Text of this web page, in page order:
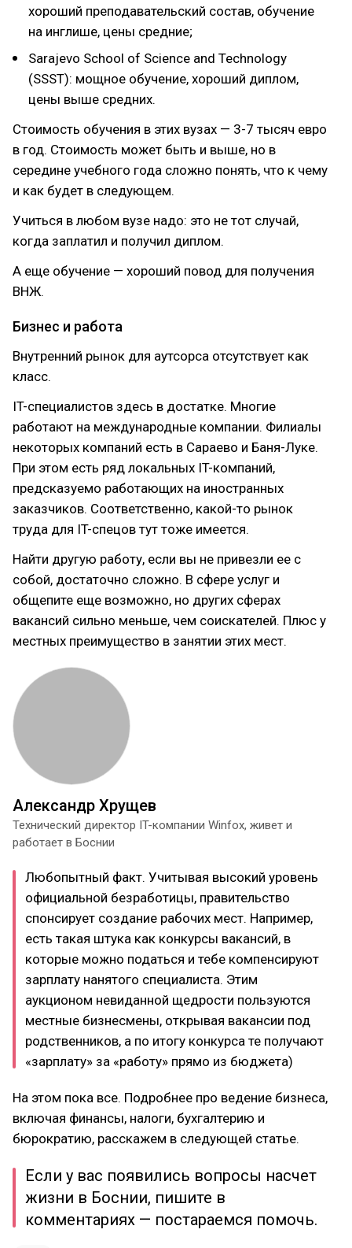
хороший преподавательский состав, обучение
на инглише, цены средние;
Sarajevo School of Science and Technology
(SSST): мощное обучение, хороший диплом,
цены выше средних.
Стоимость обучения в этих вузах — 3-7 тысяч евро
в год. Стоимость может быть и выше, но в
середине учебного года сложно понять, что к чему
и как будет в следующем.
Учиться в любом вузе надо: это не тот случай,
когда заплатил и получил диплом.
А еще обучение — хороший повод для получения
ВНЖ.
Бизнес и работа
Внутренний рынок для аутсорса отсутствует как
класс.
IT-специалистов здесь в достатке. Многие
работают на международные компании. Филиалы
некоторых компаний есть в Сараево и Баня-Луке.
При этом есть ряд локальных IT-компаний,
предсказуемо работающих на иностранных
заказчиков. Соответственно, какой-то рынок
труда для IT-спецов тут тоже имеется.
Найти другую работу, если вы не привезли ее с
собой, достаточно сложно. В сфере услуг и
общепите еще возможно, но других сферах
вакансий сильно меньше, чем соискателей. Плюс у
местных преимущество в занятии этих мест.
Александр Хрущев
Технический директор IT-компании Winfox, живет и
работает в Боснии
Любопытный факт. Учитывая высокий уровень
официальной безработицы, правительство
спонсирует создание рабочих мест. Например,
есть такая штука как конкурсы вакансий, в
которые можно податься и тебе компенсируют
зарплату нанятого специалиста. Этим
аукционом невиданной щедрости пользуются
местные бизнесмены, открывая вакансии под
родственников, а по итогу конкурса те получают
«зарплату» за «работу» прямо из бюджета)
На этом пока все. Подробнее про ведение бизнеса,
включая финансы, налоги, бухгалтерию и
бюрократию, расскажем в следующей статье.
Если у вас появились вопросы насчет
жизни в Боснии, пишите в
комментариях — постараемся помочь.